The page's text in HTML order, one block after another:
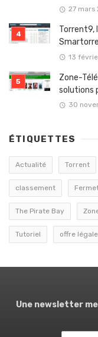
27 mars
Torrent9,
13
Zone-
solutions
30
ÉTIQUETTES
Actualité Torrent
classement
The Pirate Bay
Tutoriel offre légale
Une newsletter